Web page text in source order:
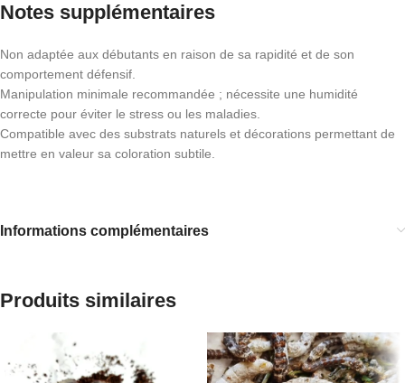
Notes supplémentaires
Non adaptée aux débutants en raison de sa rapidité et de son
comportement défensif.
Manipulation minimale recommandée ; nécessite une humidité
correcte pour éviter le stress ou les maladies.
Compatible avec des substrats naturels et décorations permettant de
mettre en valeur sa coloration subtile.
Informations complémentaires
Produits similaires